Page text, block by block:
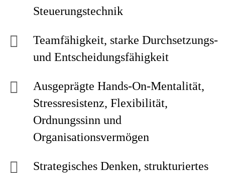
Steuerungstechnik
Teamfähigkeit, starke Durchsetzungs-
und Entscheidungsfähigkeit
Ausgeprägte Hands-On-Mentalität,
Stressresistenz, Flexibilität,
Ordnungssinn und
Organisationsvermögen
Strategisches Denken, strukturiertes